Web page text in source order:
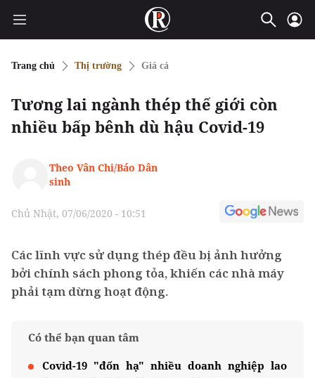
Trang chủ Thị trường Giá cả
Tương lai ngành thép thế giới còn
nhiều bấp bênh dù hậu Covid-19
Theo Vân Chi/Báo Dân
sinh
Chủ Nhật, 07/06/2020 - 10:51
Các lĩnh vực sử dụng thép đều bị ảnh hưởng
bởi chính sách phong tỏa, khiến các nhà máy
phải tạm dừng hoạt động.
Có thể bạn quan tâm
Covid-19 "đốn hạ" nhiều doanh nghiệp lao